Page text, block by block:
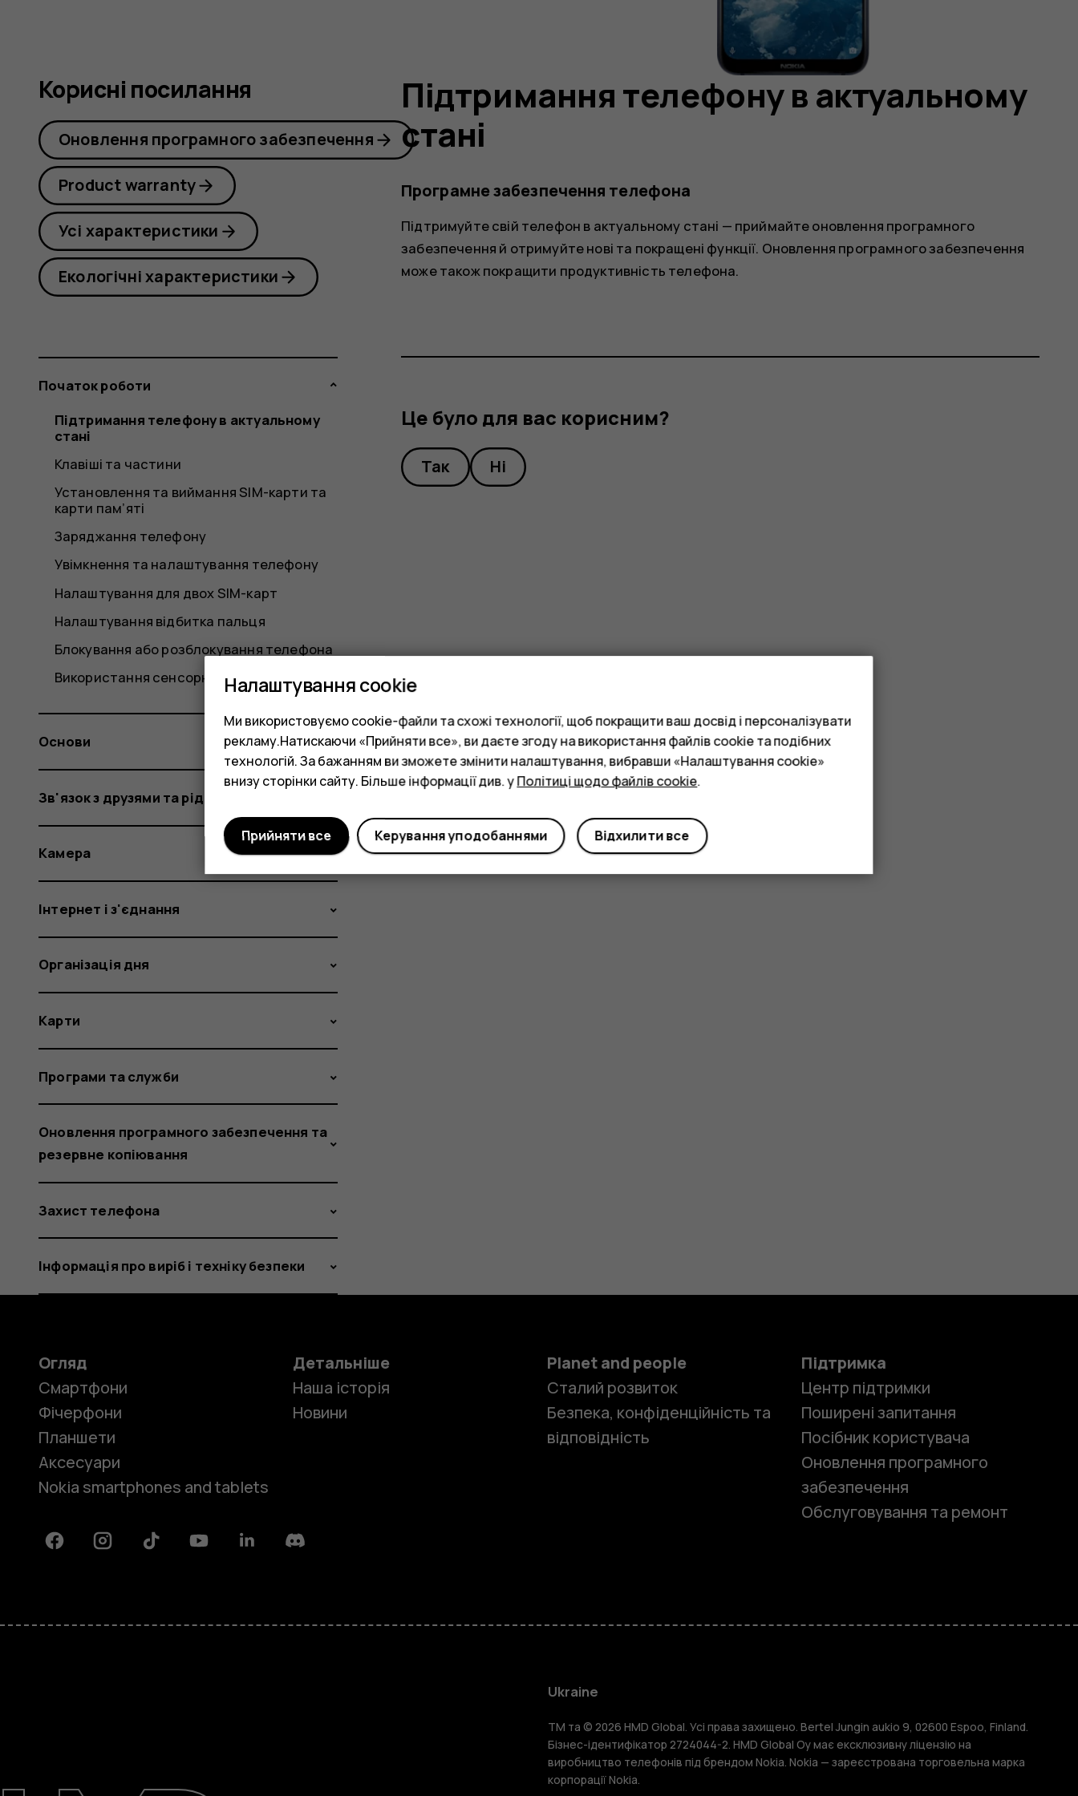
Фічерфони
Аксесуари
Підтримання телефону в актуальному
стані
Програмне забезпечення телефона
Підтримуйте свій телефон в актуальному стані — приймайте оновлення програмного
забезпечення й отримуйте нові та покращені функції. Оновлення програмного забезпечення
може також покращити продуктивність телефона.
Це було для вас корисним?
Так Ні
Корисні посилання
Оновлення програмного забезпечення
Product warranty
Усі характеристики
Екологічні характеристики
Початок роботи
Підтримання телефону в актуальному
стані
Клавіші та частини
Установлення та виймання SIM-карти та
карти пам’яті
Заряджання телефону
Увімкнення та налаштування телефону
Налаштування для двох SIM-карт
Налаштування відбитка пальця
Блокування або розблокування телефона
Використання сенсорного екрана
Основи
Зв'язок з друзями та рідними
Камера
Інтернет і з'єднання
Організація дня
Карти
Програми та служби
Оновлення програмного забезпечення та
резервне копіювання
Захист телефона
Інформація про виріб і техніку безпеки
Огляд
Смартфони
Фічерфони
Планшети
Аксесуари
Nokia smartphones and tablets
Детальніше
Наша історія
Новини
Planet and people
Сталий розвиток
Безпека, конфіденційність та
відповідність
Підтримка
Центр підтримки
Поширені запитання
Посібник користувача
Оновлення програмного
забезпечення
Обслуговування та ремонт
FacebookInstagramTiktok YoutubeLinkedinDiscord
Ukraine
TM та © 2026 HMD Global. Усі права захищено. Bertel Jungin aukio 9, 02600 Espoo, Finland.
Бізнес-ідентифікатор 2724044-2. HMD Global Oy має ексклюзивну ліцензію на
виробництво телефонів під брендом Nokia. Nokia — зареєстрована торговельна марка
корпорації Nokia.
Налаштування cookie
Ми використовуємо cookie-файли та схожі технології, щоб покращити ваш досвід і персоналізувати
рекламу.Натискаючи «Прийняти все», ви даєте згоду на використання файлів cookie та подібних
технологій. За бажанням ви зможете змінити налаштування, вибравши «Налаштування cookie»
внизу сторінки сайту. Більше інформації див. уПолітиці щодо файлів cookie.
Відхилити все
Керування уподобаннями
Прийняти все